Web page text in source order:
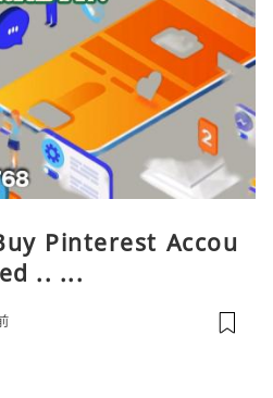
Pinterest Accou
.. ...